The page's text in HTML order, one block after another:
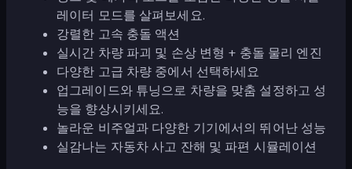
레이터 모드를 살펴보세요.
강렬한 고속 충돌 액션
실시간 차량 파괴 및 손상 변형 + 충돌 물리 엔진
다양한 고급 차량 중에서 선택하세요
업그레이드와 튜닝으로 차량을 맞춤 설정하고 성
능을 향상시키세요.
놀라운 비주얼과 다양한 기기에서의 뛰어난 성능
실감나는 자동차 사고 잔해 및 파편 시뮬레이션